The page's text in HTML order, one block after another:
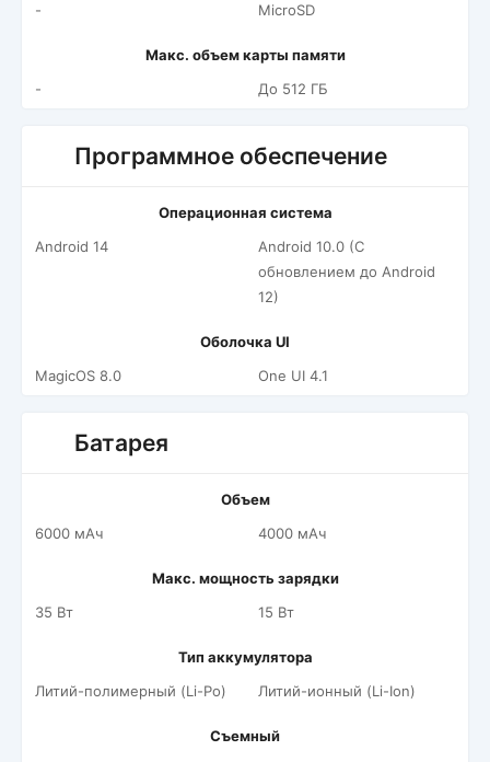
-
MicroSD
Макс. объем карты памяти
-
До 512 ГБ
Программное обеспечение
Операционная система
Android 14
Android 10.0 (С
обновлением до Android
12)
Оболочка UI
MagicOS 8.0
One UI 4.1
Батарея
Объем
6000 мАч
4000 мАч
Макс. мощность зарядки
35 Вт
15 Вт
Тип аккумулятора
Литий-полимерный (Li-Po)
Литий-ионный (Li-Ion)
Съемный